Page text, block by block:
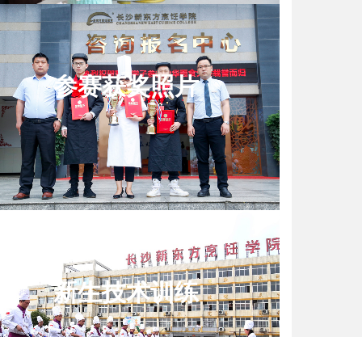
参赛获奖照片
新生技术训练